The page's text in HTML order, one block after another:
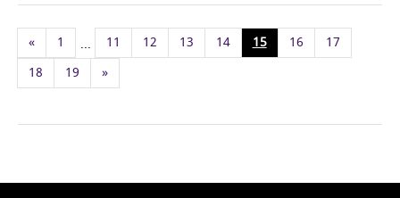
« 1 ... 11 12 13 14 15 16
17
18
19 »